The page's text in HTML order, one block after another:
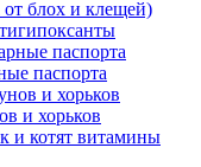
от блох и клещей)
паспорта
и хорьков
витамины